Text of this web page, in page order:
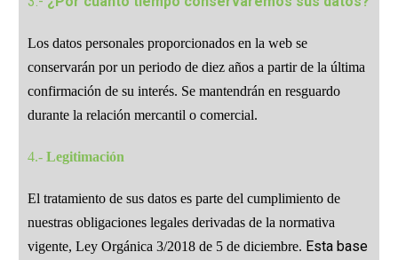
Los datos personales proporcionados en la web se
conservarán por un periodo de diez años a partir de la última
confirmación de su interés. Se mantendrán en resguardo
durante la relación mercantil o comercial.
4.- Legitimación
El tratamiento de sus datos es parte del cumplimiento de
nuestras obligaciones legales derivadas de la normativa
vigente, Ley Orgánica 3/2018 de 5 de diciembre. Esta base